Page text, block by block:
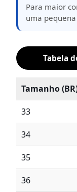
Para maior
uma
Tabela
Tamanho
33
34
35
36